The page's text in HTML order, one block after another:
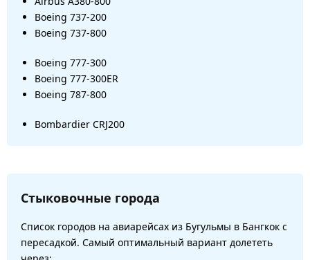
Boeing 737-200
Boeing 737-800
Boeing 777-300
Boeing 777-300ER
Boeing 787-800
Bombardier CRJ200
Стыковочные города
Список городов на авиарейсах из Бугульмы в Бангкок с
пересадкой. Самый оптимальный вариант долететь